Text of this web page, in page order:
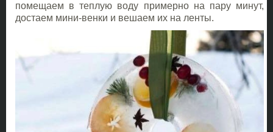
помещаем в теплую воду примерно на пару минут,
достаем мини-венки и вешаем их на ленты.